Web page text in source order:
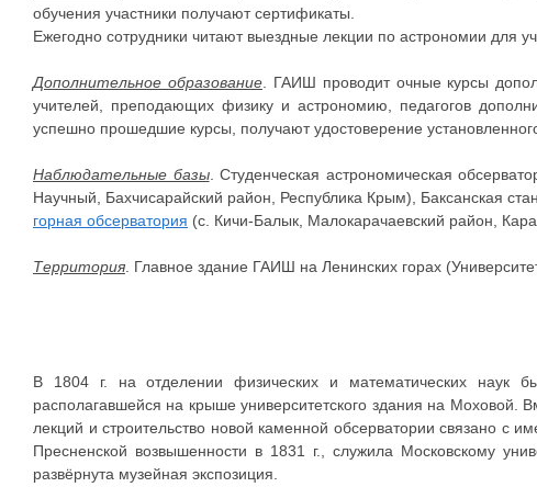
обучения участники получают сертификаты.
Ежегодно сотрудники читают выездные лекции по астрономии для
Дополнительное образование. ГАИШ проводит очные курсы
учителей, преподающих физику и астрономию, педагогов
успешно прошедшие курсы, получают удостоверение
Наблюдательные базы. Студенческая астрономическая
Научный, Бахчисарайский район, Республика Крым), Баксанская
горная обсерватория (с. Кичи-Балык, Малокарачаевский район,
Территория . Главное здание ГАИШ на Ленинских горах
В 1804 г. на отделении физических и математических наук
располагавшейся на крыше университетского здания на Моховой.
лекций и строительство новой каменной обсерватории связано с
Пресненской возвышенности в 1831 г., служила Московскому
развёрнута музейная экспозиция.